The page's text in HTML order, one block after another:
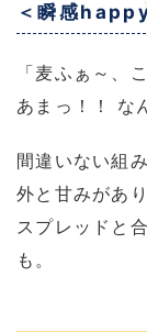
＜瞬感
「麦ふぁ～、
あまっ！！ な
間違いない組
外と甘みがあ
スプレッドと
も。